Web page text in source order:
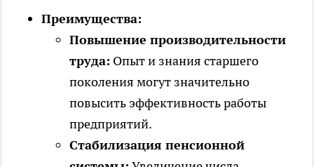
Преимущества:
Повышение производительности
труда: Опыт и знания старшего
поколения могут значительно
повысить эффективность работы
предприятий.
Стабилизация пенсионной